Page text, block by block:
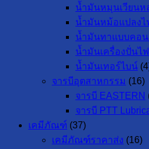
น้ำมันหมุนเวียนห
น้ำมันหม้อแปลงไ
น้ำมันทาแบบคอน
น้ำมันเครื่องปั่นไ
น้ำมันเทอร์ไบน์
จารบีอุตสาหกรรม (16)
จารบี EASTERN
จารบี PTT
เคมีภัณฑ์ (37)
เคมีภัณฑ์ราคาส่ง (16)